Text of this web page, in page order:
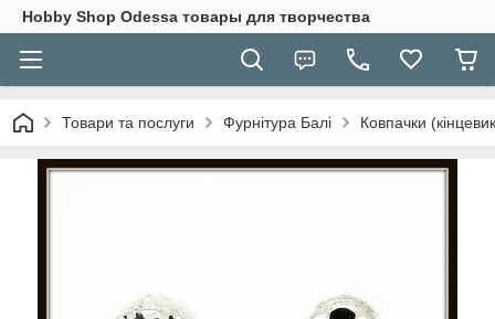
Hobbу Shop Odessa товары для творчества
Товари та послуги Фурнітура Балі Ковпачки